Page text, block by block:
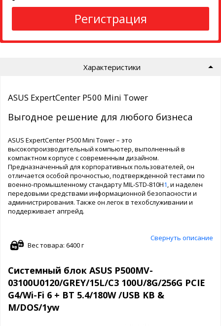
Регистрация
Характеристики
ASUS ExpertCenter P500 Mini Tower
Выгодное решение для любого бизнеса
ASUS ExpertCenter P500 Mini Tower – это
высокопроизводительный компьютер, выполненный в
компактном корпусе с современным дизайном.
Предназначенный для корпоративных пользователей, он
отличается особой прочностью, подтвержденной тестами по
военно-промышленному стандарту MIL‑STD‑810H1, и наделен
передовыми средствами информационной безопасности и
администрирования. Также он легок в техобслуживании и
поддерживает апгрейд.
Свернуть описание
Вес товара: 6400 г
Системный блок ASUS P500MV-
03100U0120/GREY/15L/C3 100U/8G/256G PCIE
G4/Wi-Fi 6 + BT 5.4/180W /USB KB &
M/DOS/1yw